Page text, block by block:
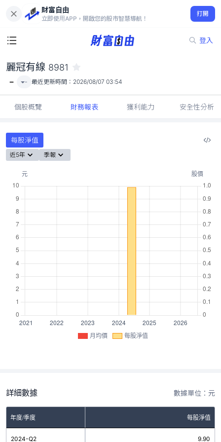
財富自由
立即使用APP，開啟您的股市智慧導航！
打開
登入
-
麗冠有線 8981
- - 最近更新時間： 2026/08/07 03:54
個股概覽 財務報表 獲利能力 安全性分析
每股淨值
近5年 季報
月均價 每股淨值
詳細數據 數據單位：元
年度/季度 每股淨值
2024-Q2 9.90